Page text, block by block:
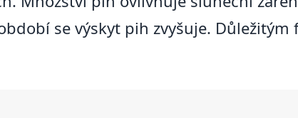
se výskyt pih zvyšuje. Důležitým